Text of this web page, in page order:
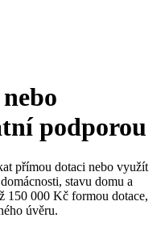
podporou
přímou dotaci nebo využít
stavu domu a
150 000 Kč formou dotace,
úvěru.